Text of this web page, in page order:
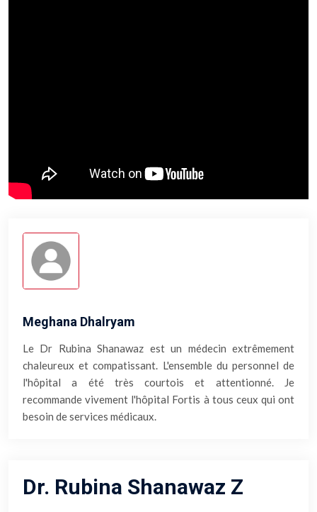
Meghana Dhalryam
Le Dr Rubina Shanawaz est un médecin extrêmement
chaleureux et compatissant. L'ensemble du personnel de
l'hôpital a été très courtois et attentionné. Je
recommande vivement l'hôpital Fortis à tous ceux qui ont
besoin de services médicaux.
Dr. Rubina Shanawaz Z